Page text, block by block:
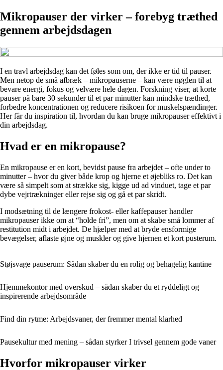
Mikropauser der virker – forebyg træthed
gennem arbejdsdagen
I en travl arbejdsdag kan det føles som om, der ikke er tid til pauser.
Men netop de små afbræk – mikropauserne – kan være nøglen til at
bevare energi, fokus og velvære hele dagen. Forskning viser, at korte
pauser på bare 30 sekunder til et par minutter kan mindske træthed,
forbedre koncentrationen og reducere risikoen for muskelspændinger.
Her får du inspiration til, hvordan du kan bruge mikropauser effektivt i
din arbejdsdag.
Hvad er en mikropause?
En mikropause er en kort, bevidst pause fra arbejdet – ofte under to
minutter – hvor du giver både krop og hjerne et øjebliks ro. Det kan
være så simpelt som at strække sig, kigge ud ad vinduet, tage et par
dybe vejrtrækninger eller rejse sig og gå et par skridt.
I modsætning til de længere frokost- eller kaffepauser handler
mikropauser ikke om at “holde fri”, men om at skabe små lommer af
restitution midt i arbejdet. De hjælper med at bryde ensformige
bevægelser, aflaste øjne og muskler og give hjernen et kort pusterum.
Støjsvage pauserum: Sådan skaber du en rolig og behagelig kantine
Hjemmekontor med overskud – sådan skaber du et ryddeligt og
inspirerende arbejdsområde
Find din rytme: Arbejdsvaner, der fremmer mental klarhed
Pausekultur med mening – sådan styrker I trivsel gennem gode vaner
Hvorfor mikropauser virker